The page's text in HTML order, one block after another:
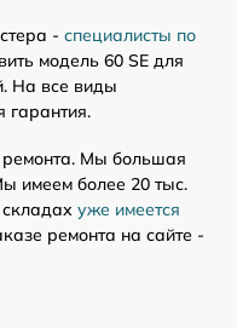
- специалисты по
модель 60 SE для
На все виды
гарантия.
Мы большая
имеем более 20 тыс.
уже имеется
ремонта на сайте -